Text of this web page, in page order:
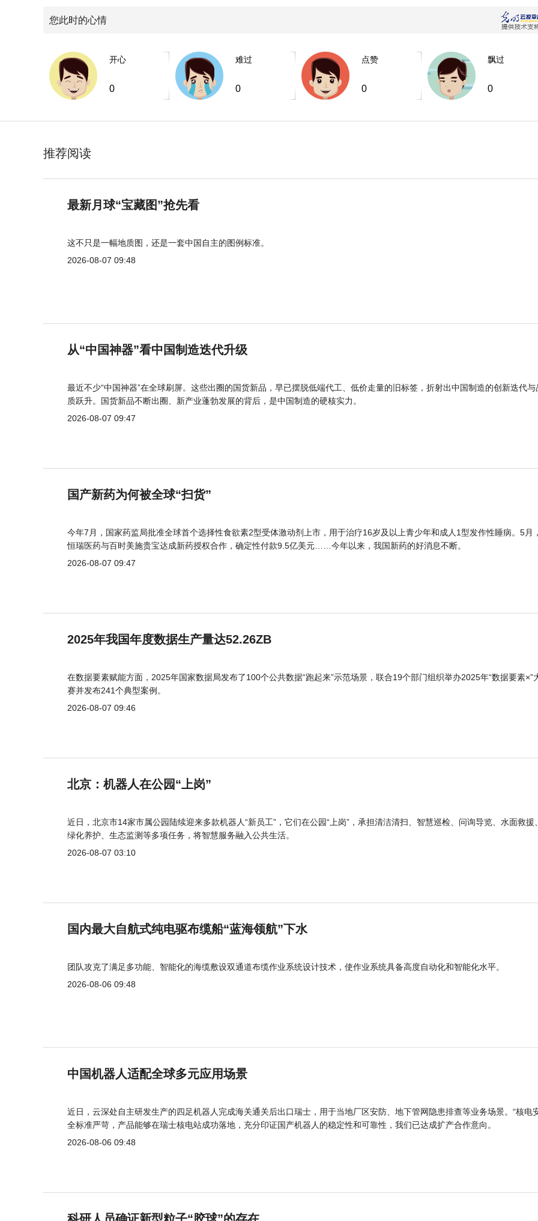
您此时的心情
开心
0
难过
0
点赞
0
飘过
0
推荐阅读
最新月球“宝藏图”抢先看
这不只是一幅地质图，还是一套中国自主的图例标准。
2026-08-07 09:48
从“中国神器”看中国制造迭代升级
最近不少“中国神器”在全球刷屏。这些出圈的国货新品，早已摆脱低端代工、低价走量的旧标签，折射出中国制造的创新迭代与
质跃升。国货新品不断出圈、新产业蓬勃发展的背后，是中国制造的硬核实力。
2026-08-07 09:47
国产新药为何被全球“扫货”
今年7月，国家药监局批准全球首个选择性食欲素2型受体激动剂上市，用于治疗16岁及以上青少年和成人1型发作性睡病。5月
恒瑞医药与百时美施贵宝达成新药授权合作，确定性付款9.5亿美元……今年以来，我国新药的好消息不断。
2026-08-07 09:47
2025年我国年度数据生产量达52.26ZB
在数据要素赋能方面，2025年国家数据局发布了100个公共数据“跑起来”示范场景，联合19个部门组织举办2025年“数据要素×”
赛并发布241个典型案例。
2026-08-07 09:46
北京：机器人在公园“上岗”
近日，北京市14家市属公园陆续迎来多款机器人“新员工”，它们在公园“上岗”，承担清洁清扫、智慧巡检、问询导览、水面救援
绿化养护、生态监测等多项任务，将智慧服务融入公共生活。
2026-08-07 03:10
国内最大自航式纯电驱布缆船“蓝海领航”下水
团队攻克了满足多功能、智能化的海缆敷设双通道布缆作业系统设计技术，使作业系统具备高度自动化和智能化水平。
2026-08-06 09:48
中国机器人适配全球多元应用场景
近日，云深处自主研发生产的四足机器人完成海关通关后出口瑞士，用于当地厂区安防、地下管网隐患排查等业务场景。“核电
全标准严苛，产品能够在瑞士核电站成功落地，充分印证国产机器人的稳定性和可靠性，我们已达成扩产合作意向。
2026-08-06 09:48